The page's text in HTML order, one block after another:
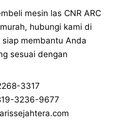
mesin las CNR ARC
hubungi kami di
membantu Anda
sesuai dengan
3317
3236-9677